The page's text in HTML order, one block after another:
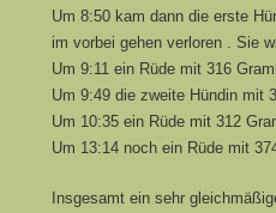
Um 8:50 kam dann die erste
im vorbei gehen verloren . Sie
Um 9:11 ein Rüde mit 316
Um 9:49 die zweite Hündin mit
Um 10:35 ein Rüde mit 312
Um 13:14 noch ein Rüde mit
Insgesamt ein sehr